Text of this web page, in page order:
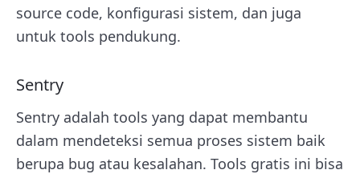
source code, konfigurasi sistem, dan juga
untuk tools pendukung.
Sentry
Sentry adalah tools yang dapat membantu
dalam mendeteksi semua proses sistem baik
berupa bug atau kesalahan. Tools gratis ini bisa